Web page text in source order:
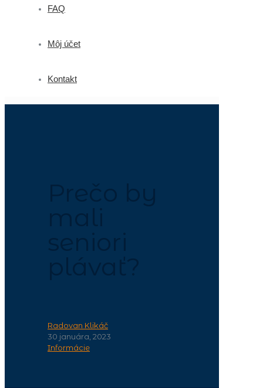
FAQ
Môj účet
Kontakt
Prečo by
mali
seniori
plávať?
Radovan Klikáč
30 januára, 2023
Informácie